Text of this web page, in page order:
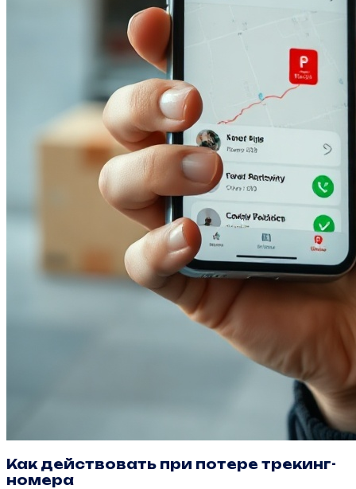
Как действовать при потере трекинг-
номера